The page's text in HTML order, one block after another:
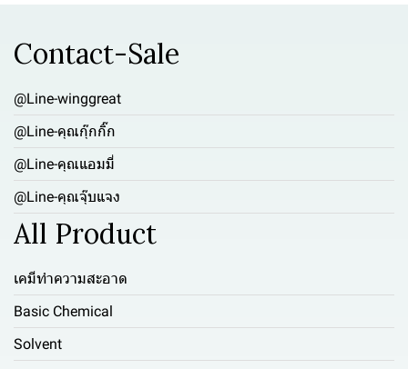
Contact-Sale
@Line-winggreat
@Line-คุณกุ๊กกิ๊ก
@Line-คุณแอมมี่
@Line-คุณจุ๊บแจง
All Product
เคมีทำความสะอาด
Basic Chemical
Solvent